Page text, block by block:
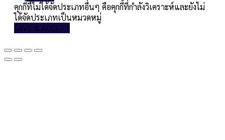
คุกกี้ที่ไม่ได้จัดประเภทอื่นๆ คือคุกกี้ที่กำลังวิเคราะห์และยังไม่
ได้จัดประเภทเป็นหมวดหมู่
SAVE & ACCEPT